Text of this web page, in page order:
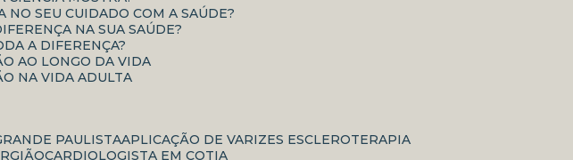
NO SEU CUIDADO COM A SAÚDE?
NA SUA SAÚDE?
A DIFERENÇA?
AO LONGO DA VIDA
NA VIDA ADULTA
PAULISTA APLICAÇÃO DE VARIZES ESCLEROTERAPIA
CARDIOLOGISTA EM COTIA